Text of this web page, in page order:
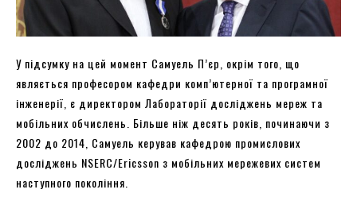
У підсумку на цей момент Самуель П’єр, окрім того, що
являється професором кафедри комп’ютерної та програмної
інженерії, є директором Лабораторії досліджень мереж та
мобільних обчислень. Більше ніж десять років, починаючи з
2002 до 2014, Самуель керував кафедрою промислових
досліджень NSERC/Ericsson з мобільних мережевих систем
наступного покоління.